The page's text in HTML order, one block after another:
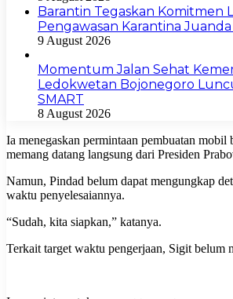
Barantin Tegaskan Komitmen
Pengawasan Karantina
9 August 2026
Momentum Jalan Sehat
Ledokwetan Bojonegoro
SMART
8 August 2026
Ia menegaskan permintaan pembuatan mobil
memang datang langsung dari Presiden
Namun, Pindad belum dapat mengungkap
waktu penyelesaiannya.
“Sudah, kita siapkan,” katanya.
Terkait target waktu pengerjaan, Sigit belum